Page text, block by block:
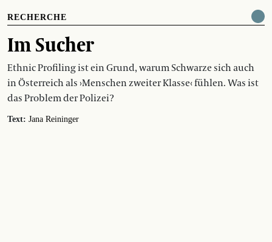
RECHERCHE
Im Sucher
Ethnic Profiling ist ein Grund, warum Schwarze sich auch
in Österreich als ›Menschen zweiter Klasse‹ fühlen. Was ist
das Problem der Polizei?
Text: Jana Reininger